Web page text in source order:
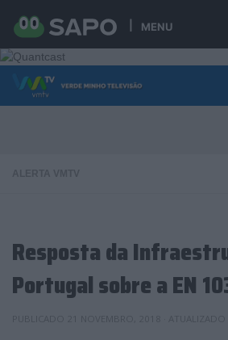
MENU
Skip to content
Resposta da
Portugal sobre a EN